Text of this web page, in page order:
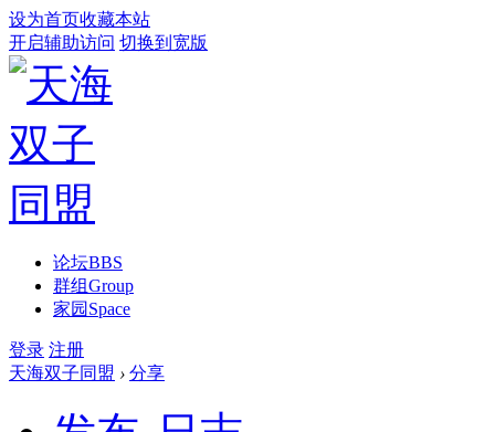
设为首页收藏本站
开启辅助访问 切换到宽版
论坛BBS
群组Group
家园 Space
登录 注册
天海双子同盟 › 分享